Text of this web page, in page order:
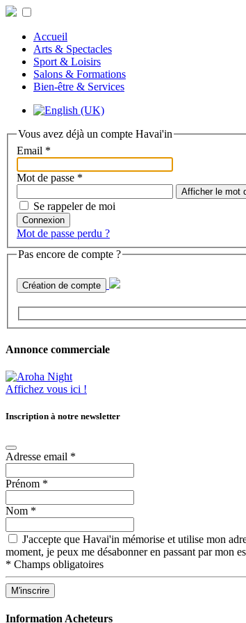
Accueil
Arts & Spectacles
Sport & Loisirs
Salons & Formations
Bien-être & Services
Vous avez déjà un compte Havai'in
Email *
Mot de passe *
Afficher le mot
Se rappeler de moi
Connexion
Mot de passe perdu ?
Pas encore de compte ?
Création de compte
Annonce commerciale
Affichez vous ici !
Inscription à notre newsletter
Adresse email *
Prénom *
Nom *
J'accepte que Havai'in mémorise et utilise mon
moment, je peux me désabonner en passant par mon
* Champs obligatoires
Information Acheteurs